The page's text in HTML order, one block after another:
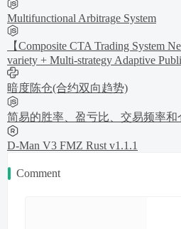
Multifunctional Arbitrage System
【Composite CTA Trading System
variety + Multi-strategy Adaptive
暗度陈仓(合约双向趋势)
简易的胜率、盈亏比、交易频率
D-Man V3 FMZ Rust v1.1.1
Comment